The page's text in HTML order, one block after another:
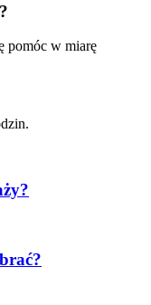
pomóc w miarę